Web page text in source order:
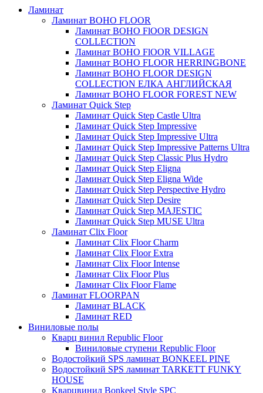
Ламинат
Ламинат BOHO FLOOR
Ламинат BOHO FlOOR DESIGN
COLLECTION
Ламинат BOHO FlOOR VILLAGE
Ламинат BOHO FLOOR HERRINGBONE
Ламинат BOHO FLOOR DESIGN
COLLECTION ЕЛКА АНГЛИЙСКАЯ
Ламинат BOHO FLOOR FOREST NEW
Ламинат Quick Step
Ламинат Quick Step Castle Ultra
Ламинат Quick Step Impressive
Ламинат Quick Step Impressive Ultra
Ламинат Quick Step Impressive Patterns Ultra
Ламинат Quick Step Classic Plus Hydro
Ламинат Quick Step Eligna
Ламинат Quick Step Eligna Wide
Ламинат Quick Step Perspective Hydro
Ламинат Quick Step Desire
Ламинат Quick Step MAJESTIC
Ламинат Quick Step MUSE Ultra
Ламинат Clix Floor
Ламинат Clix Floor Charm
Ламинат Clix Floor Extra
Ламинат Clix Floor Intense
Ламинат Clix Floor Plus
Ламинат Clix Floor Flame
Ламинат FLOORPAN
Ламинат BLACK
Ламинат RED
Виниловые полы
Кварц винил Republic Floor
Виниловые ступени Republic Floor
Водостойкий SPS ламинат BONKEEL PINE
Водостойкий SPS ламинат TARKETT FUNKY
HOUSE
Кварцвинил Bonkeel Style SPC